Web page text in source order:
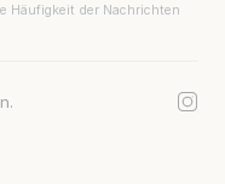
Häufigkeit der Nachrichten